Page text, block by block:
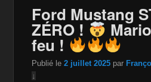
o
o
k
n
W
is
h
Ford Mustang
ZÉRO !
feu !
Publié le2 juillet 2025 par
↓